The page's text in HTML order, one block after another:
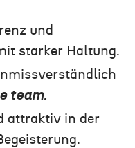
und
starker Haltung.
team.
attraktiv in der